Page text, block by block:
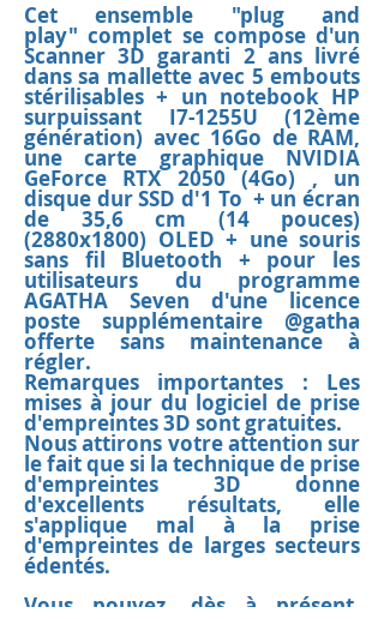
Cet ensemble "plug and
play"complet se compose d'un
Scanner 3D garanti 2 ans livré
dans sa mallette avec 5 embouts
stérilisables + un notebook HP
surpuissant I7-1255U (12ème
génération) avec 16Go de RAM,
une carte graphique NVIDIA
GeForce RTX 2050 (4Go) , un
disque dur SSD d'1 To + un écran
de 35,6 cm (14 pouces)
(2880x1800) OLED + une souris
sans fil Bluetooth + pour les
utilisateurs du programme
AGATHA Seven d'une licence
poste supplémentaire @gatha
offerte sans maintenance à
régler.
Remarques importantes : Les
mises à jour du logiciel de prise
d'empreintes 3D sont gratuites.
Nous attirons votre attention sur
le fait que si la technique de prise
d'empreintes 3D donne
d'excellents résultats, elle
s'applique mal à la prise
d'empreintes de larges secteurs
édentés.
Vous pouvez, dès à présent,